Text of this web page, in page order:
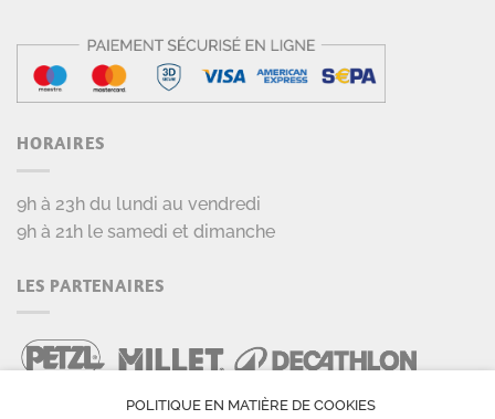
HORAIRES
9h à 23h du lundi au vendredi
9h à 21h le samedi et dimanche
LES PARTENAIRES
POLITIQUE EN MATIÈRE DE COOKIES